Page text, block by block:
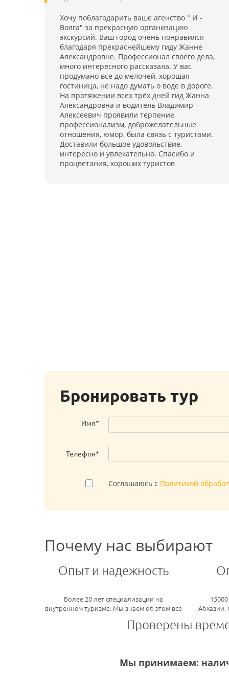
лечебной физкультуре
караоке, можно посмотреть фильм или принять
участие в концертной программе. За отдельную
плату санаторий дает в аренду спортивный
инвентарь (коньки, лыжи, велосипеды и др.). Для
корпоративных встреч в санатории имеется
большой конференц-зал на 300 мест
Хочу поблагодарить ваше агенство " И -
Волга" за прекрасную организацию
экскурсий. Ваш город очень понравился
благодаря прекраснейшему гиду Жанне
Александровне. Профессионал своего дела,
много интересного рассказала. У вас
продумано все до мелочей, хорошая
гостиница, не надо думать о воде в дороге.
На протяжении всех трёх дней гид Жанна
Александровна и водитель Владимир
Алексеевич проявили терпение,
профессионализм, доброжелательные
отношения, юмор, была связь с туристами.
Доставили большое удовольствие,
интересно и увлекательно. Спасибо и
процветания, хороших туристов
Бронировать тур
Имя*
Телефон*
Соглашаюсь с Политикой
Почему нас выбирают
Опыт и надежность
Более 20 лет специализации на
внутреннем туризме. Мы знаем об этом все
Абхазии.
Проверены
Мы принимаем: